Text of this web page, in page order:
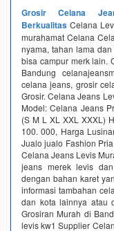
Grosir Celana
Berkualitas Celana
murahamat Celana
nyama, tahan lama
bisa campur merk lain.
Bandung
celana jeans, grosir
Grosir. Celana Jeans
Model: Celana Jeans
(S M L XL XXL XXXL)
100. 000, Harga
Jualo jualo Fashion
Celana Jeans Levis
jeans merek levis
dengan bahan karet
informasi tambahan
dan kota lainnya atau
Grosiran Murah di
levis kw1 Supplier